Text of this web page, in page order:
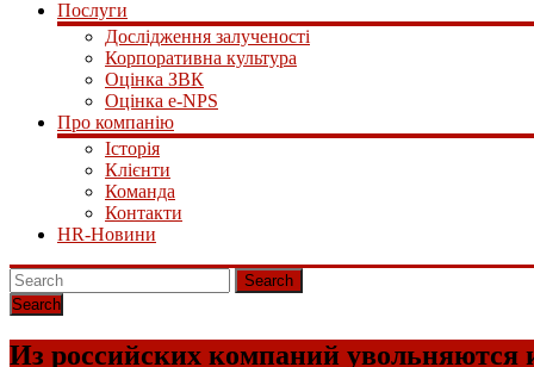
Послуги
Дослідження залученості
Корпоративна культура
Оцінка ЗВК
Оцінка e-NPS
Про компанію
Історія
Клієнти
Команда
Контакти
HR-Новини
Search
Из российских компаний увольняются